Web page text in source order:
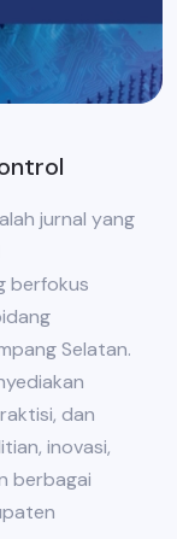
jurnal yang
berfokus
Selatan.
dan
inovasi,
berbagai